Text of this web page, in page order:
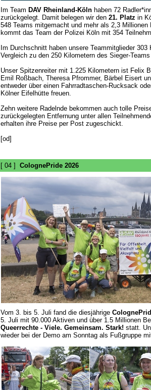
Im Team DAV Rheinland-Kölnhaben 72
zurückgelegt. Damit belegen wir den 21. Platz in
548 Teams mitgemacht und mehr als 2,3
kommt das Team der Polizei Köln mit 354
Im Durchschnitt haben unsere Teammitglieder
Vergleich zu den 250 Kilometern des Sieger-
Unser Spitzenreiter mit 1.225 Kilometern ist Felix
Emil Roßbach, Theresa Pfrommer, Bärbel Eisert
entweder über einen Fahrradtaschen-Rucksack
Kölner Eifelhütte freuen.
Zehn weitere Radelnde bekommen auch tolle
zurückgelegten Entfernung unter allen
erhalten ihre Preise per Post zugeschickt.
[od]
[ 04 ] ColognePride 2026
Vom 3. bis 5. Juli fand die diesjährige
5. Juli mit 90.000 Aktiven und über 1.5 Millionen
Queerrechte - Viele. Gemeinsam. Stark! statt.
wieder bei der Demo am Sonntag als Fußgruppe